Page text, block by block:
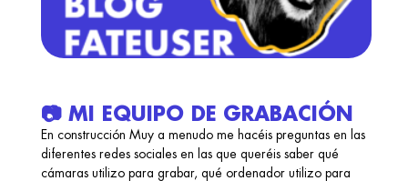
📷 MI EQUIPO DE GRABACIÓN
En construcción Muy a menudo me hacéis preguntas en las
diferentes redes sociales en las que queréis saber qué
cámaras utilizo para grabar, qué ordenador utilizo para